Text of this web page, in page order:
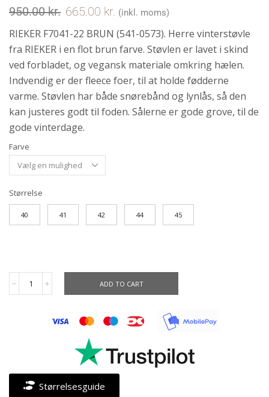
950.00kr. 665.00 kr. (inkl. moms)
RIEKER F7041-22 BRUN (541-0573). Herre vinterstøvle
fra RIEKER i en flot brun farve. Støvlen er lavet i skind
ved forbladet, og vegansk materiale omkring hælen.
Indvendig er der fleece foer, til at holde fødderne
varme. Støvlen har både snørebånd og lynlås, så den
kan justeres godt til foden. Sålerne er gode grove, til de
gode vinterdage.
Farve
Størrelse
40 41 42 44 45
ADD TO CART
Størrelsesguide